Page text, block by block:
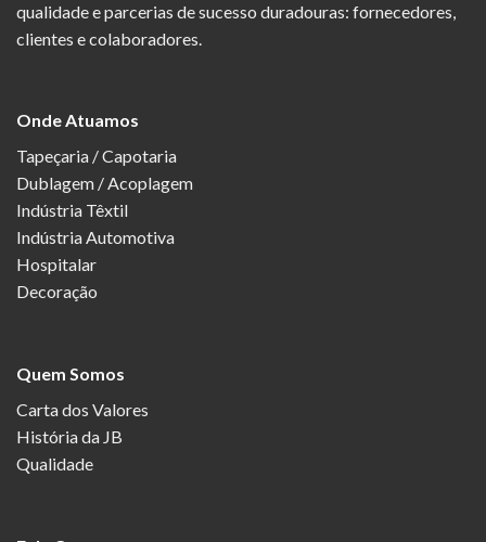
qualidade e parcerias de sucesso duradouras: fornecedores,
clientes e colaboradores.
Onde Atuamos
Tapeçaria / Capotaria
Dublagem / Acoplagem
Indústria Têxtil
Indústria Automotiva
Hospitalar
Decoração
Quem Somos
Carta dos Valores
História da JB
Qualidade